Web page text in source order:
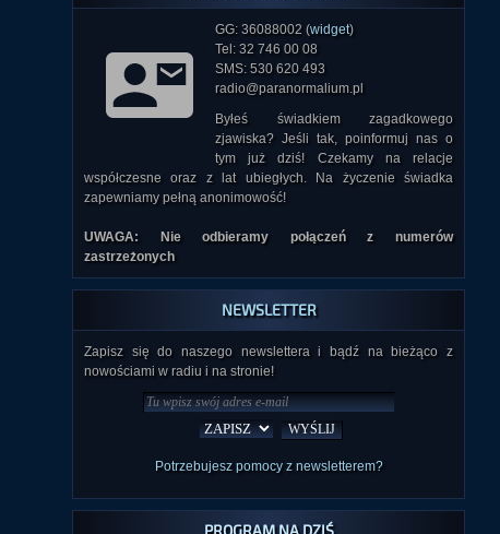
GG: 36088002 (widget)
Tel: 32 746 00 08
SMS: 530 620 493
radio@paranormalium.pl
Byłeś świadkiem zagadkowego
zjawiska? Jeśli tak, poinformuj nas o
tym już dziś! Czekamy na relacje
współczesne oraz z lat ubiegłych. Na życzenie świadka
zapewniamy pełną anonimowość!
UWAGA: Nie odbieramy połączeń z numerów
zastrzeżonych
NEWSLETTER
Zapisz się do naszego newslettera i bądź na bieżąco z
nowościami w radiu i na stronie!
Potrzebujesz pomocy z newsletterem?
PROGRAM NA DZIŚ